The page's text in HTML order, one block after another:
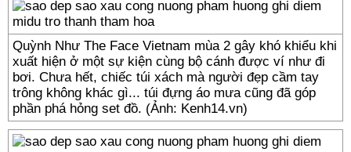
Quỳnh Như The Face Vietnam mùa 2 gây khó khiểu khi
xuất hiện ở một sự kiện cùng bộ cánh được ví như đi
bơi. Chưa hết, chiếc túi xách mà người đẹp cầm tay
trông không khác gì... túi đựng áo mưa cũng đã góp
phần phá hỏng set đồ. (Ảnh: Kenh14.vn)